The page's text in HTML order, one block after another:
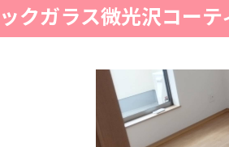
クガラス微光沢コーテ